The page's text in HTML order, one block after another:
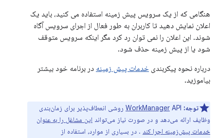
هنگامی که از یک سرویس پیش زمینه استفاده می کنید، باید یک
اعلان نمایش دهید تا کاربران به طور فعال از اجرای سرویس آگاه
شوند. این اعلان را نمی توان رد کرد مگر اینکه سرویس متوقف
شود یا از پیش زمینه حذف شود.
درباره نحوه پیکربندی خدمات پیش زمینه در برنامه خود بیشتر
بیاموزید.
توجه: WorkManager API روشی انعطاف‌پذیر برای زمان‌بندی
وظایف ارائه می‌دهد و در صورت نیاز می‌تواند این مشاغل را به عنوان
خدمات پیش‌زمینه اجرا کند . در بسیاری از موارد، استفاده از